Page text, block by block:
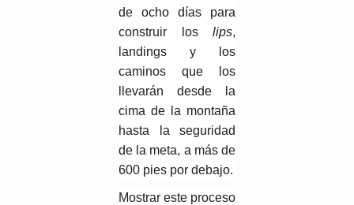
de ocho días para
construir los lips,
landings y los
caminos que los
llevarán desde la
cima de la montaña
hasta la seguridad
de la meta, a más de
600 pies por debajo.
Mostrar este proceso